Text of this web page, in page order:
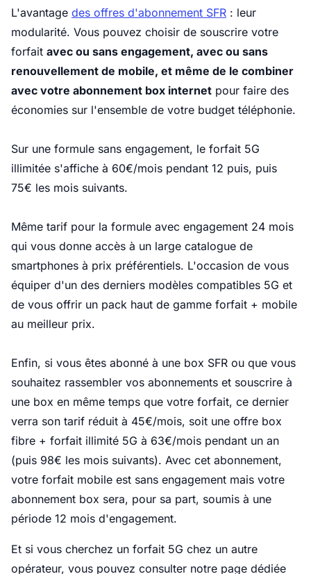
L'avantage des offres d'abonnement SFR : leur
modularité. Vous pouvez choisir de souscrire votre
forfait avec ou sans engagement, avec ou sans
renouvellement de mobile, et même de le combiner
avec votre abonnement box internet pour faire des
économies sur l'ensemble de votre budget téléphonie.
Sur une formule sans engagement, le forfait 5G
illimitée s'affiche à 60€/mois pendant 12 puis, puis
75€ les mois suivants.
Même tarif pour la formule avec engagement 24 mois
qui vous donne accès à un large catalogue de
smartphones à prix préférentiels. L'occasion de vous
équiper d'un des derniers modèles compatibles 5G et
de vous offrir un pack haut de gamme forfait + mobile
au meilleur prix.
Enfin, si vous êtes abonné à une box SFR ou que vous
souhaitez rassembler vos abonnements et souscrire à
une box en même temps que votre forfait, ce dernier
verra son tarif réduit à 45€/mois, soit une offre box
fibre + forfait illimité 5G à 63€/mois pendant un an
(puis 98€ les mois suivants). Avec cet abonnement,
votre forfait mobile est sans engagement mais votre
abonnement box sera, pour sa part, soumis à une
période 12 mois d'engagement.
Et si vous cherchez un forfait 5G chez un autre
opérateur, vous pouvez consulter notre page dédiée